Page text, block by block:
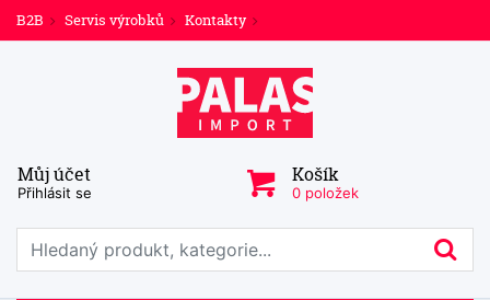
B2B Servis výrobků Kontakty
Můj účet
Přihlásit se
Košík
0 položek
Prohledat web